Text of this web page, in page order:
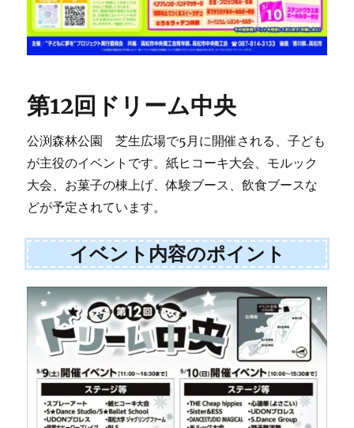
第12回ドリーム中央
公渕森林公園 芝生広場で5月に開催される、子ども
が主役のイベントです。紙ヒコーキ大会、モルック
大会、お菓子の棟上げ、体験ブース、飲食ブースな
どが予定されています。
イベント内容のポイント